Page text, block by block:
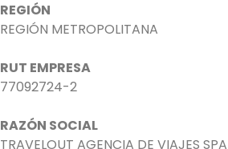
REGIÓN
REGIÓN METROPOLITANA
RUT EMPRESA
77092724-2
RAZÓN SOCIAL
TRAVELOUT AGENCIA DE VIAJES SPA